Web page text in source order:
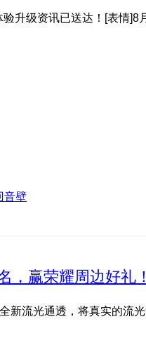
音壁
，赢荣耀周边好礼！